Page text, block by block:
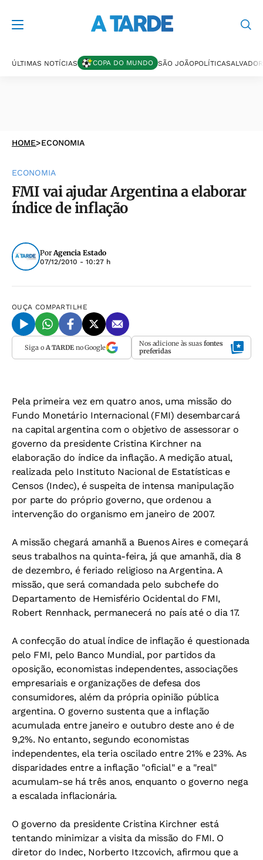
ÚLTIMAS NOTÍCIAS COPA DO MUNDO SÃO JOÃOPOLÍTICASALVADOR
HOME>ECONOMIA
ECONOMIA
FMI vai ajudar Argentina a elaborar
índice de inflação
PorAgencia Estado
07/12/2010 - 10:27 h
OUÇA COMPARTILHE
Siga o A TARDEno Google Nos adicione às suas fontes
preferidas
Pela primeira vez em quatro anos, uma missão do
Fundo Monetário Internacional (FMI) desembarcará
na capital argentina com o objetivo de assessorar o
governo da presidente Cristina Kirchner na
elaboração do índice da inflação. A medição atual,
realizada pelo Instituto Nacional de Estatísticas e
Censos (Indec), é suspeita de intensa manipulação
por parte do próprio governo, que ordenou a
intervenção do organismo em janeiro de 2007.
A missão chegará amanhã a Buenos Aires e começará
seus trabalhos na quinta-feira, já que amanhã, dia 8
de dezembro, é feriado religioso na Argentina. A
missão, que será comandada pelo subchefe do
Departamento de Hemisfério Ocidental do FMI,
Robert Rennhack, permanecerá no país até o dia 17.
A confecção do atual índice de inflação é questionada
pelo FMI, pelo Banco Mundial, por partidos da
oposição, economistas independentes, associações
empresariais e organizações de defesa dos
consumidores, além da própria opinião pública
argentina. O governo sustenta que a inflação
acumulada entre janeiro e outubro deste ano é de
9,2%. No entanto, segundo economistas
independentes, ela teria oscilado entre 21% e 23%. As
disparidades entre a inflação "oficial" e a "real"
acumulam-se há três anos, enquanto o governo nega
a escalada inflacionária.
O governo da presidente Cristina Kirchner está
tentando minimizar a visita da missão do FMI. O
diretor do Indec, Norberto Itzcovich, afirmou que a